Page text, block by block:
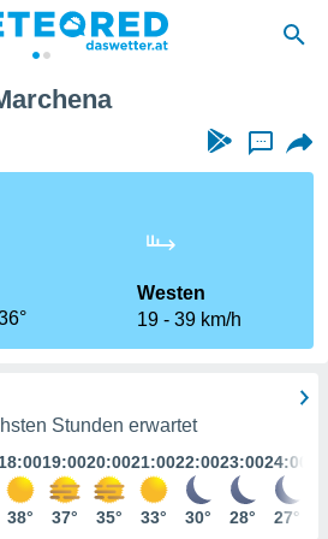
...
Westen
19
39 km/h
Stunden erwartet
18:00
38°
19:00
37°
20:00
35°
21:00
33°
22:00
30°
23:00
28°
24:00
27°